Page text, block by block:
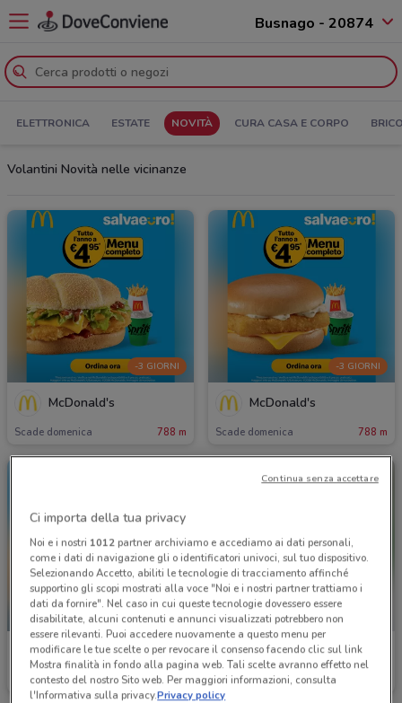
Busnago - 20874
ELETTRONICA ESTATE NOVITÀ CURA CASA E CORPO
Volantini Novità nelle vicinanze
-3 GIORNI
McDonald's
Scade domenica 788 m
-3 GIORNI
McDonald's
Scade domenica 788 m
-3 GIORNI
McDonald's
Scade domenica 788 m
Foxy
Scade il 13/08
Ci importa della tua privacy
Noi e i nostri 1012partner archiviamo e accediamo ai dati personali,
come i dati di navigazione gli o identificatori univoci, sul tuo dispositivo.
Selezionando Accetto, abiliti le tecnologie di tracciamento affinché
supportino gli scopi mostrati alla voce "Noi e i nostri partner trattiamo i
dati da fornire". Nel caso in cui queste tecnologie dovessero essere
disabilitate, alcuni contenuti e annunci visualizzati potrebbero non
essere rilevanti. Puoi accedere nuovamente a questo menu per
modificare le tue scelte o per revocare il consenso facendo clic sul link
Mostra finalità in fondo alla pagina web. Tali scelte avranno effetto nel
contesto del nostro Sito web. Per maggiori informazioni, consulta
l'Informativa sulla privacy.Privacy policy
Continua senza accettare